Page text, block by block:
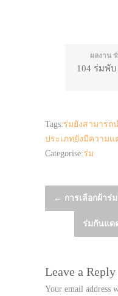
ผลงาน
104 ร่มพั
Tags:ร่มยังสามารถ
ประเภทยังมีความแ
Categorise:ร่ม
Post
navigation
← การเลือกผ้าร่
ร่มกันแด
Leave a Reply
Your email address